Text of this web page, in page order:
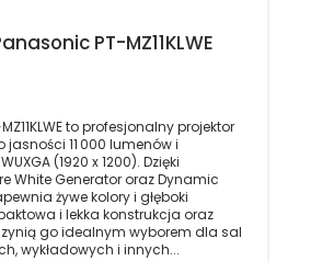
PT-MZ11KLWE
to profesjonalny projektor
jasności 11 000 lumenów i
(1920 x 1200). Dzięki
White Generator oraz Dynamic
żywe kolory i głęboki
i lekka konstrukcja oraz
go idealnym wyborem dla sal
wykładowych i innych...